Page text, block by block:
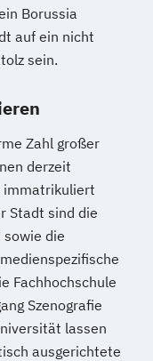
Borussia
auf ein nicht
sein.
Zahl großer
derzeit
immatrikuliert
Stadt sind die
die
Fachhochschule
Szenografie
lassen
ausgerichtete